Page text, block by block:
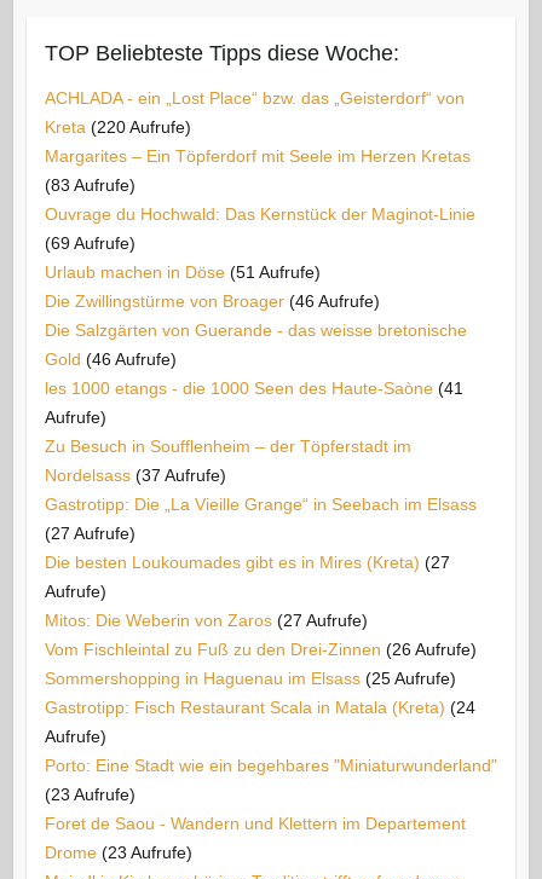
TOP Beliebteste Tipps diese Woche:
ACHLADA - ein „Lost Place“ bzw. das „Geisterdorf“ von
Kreta (220 Aufrufe)
Margarites – Ein Töpferdorf mit Seele im Herzen Kretas
(83 Aufrufe)
Ouvrage du Hochwald: Das Kernstück der Maginot-Linie
(69 Aufrufe)
Urlaub machen in Döse (51 Aufrufe)
Die Zwillingstürme von Broager (46 Aufrufe)
Die Salzgärten von Guerande - das weisse bretonische
Gold (46 Aufrufe)
les 1000 etangs - die 1000 Seen des Haute-Saòne (41
Aufrufe)
Zu Besuch in Soufflenheim – der Töpferstadt im
Nordelsass (37 Aufrufe)
Gastrotipp: Die „La Vieille Grange“ in Seebach im Elsass
(27 Aufrufe)
Die besten Loukoumades gibt es in Mires (Kreta) (27
Aufrufe)
Mitos: Die Weberin von Zaros (27 Aufrufe)
Vom Fischleintal zu Fuß zu den Drei-Zinnen (26 Aufrufe)
Sommershopping in Haguenau im Elsass (25 Aufrufe)
Gastrotipp: Fisch Restaurant Scala in Matala (Kreta) (24
Aufrufe)
Porto: Eine Stadt wie ein begehbares "Miniaturwunderland"
(23 Aufrufe)
Foret de Saou - Wandern und Klettern im Departement
Drome (23 Aufrufe)